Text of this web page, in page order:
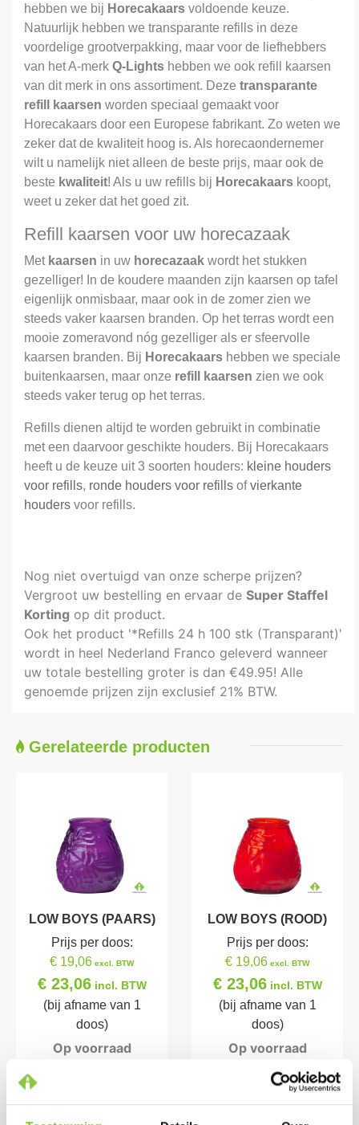
hebben we bij Horecakaars voldoende keuze.
Natuurlijk hebben we transparante refills in deze
voordelige grootverpakking, maar voor de liefhebbers
van het A-merk Q-Lights hebben we ook refill kaarsen
van dit merk in ons assortiment. Deze transparante
refill kaarsen worden speciaal gemaakt voor
Horecakaars door een Europese fabrikant. Zo weten we
zeker dat de kwaliteit hoog is. Als horecaondernemer
wilt u namelijk niet alleen de beste prijs, maar ook de
beste kwaliteit! Als u uw refills bij Horecakaars koopt,
weet u zeker dat het goed zit.
Refill kaarsen voor uw horecazaak
Met kaarsen in uw horecazaak wordt het stukken
gezelliger! In de koudere maanden zijn kaarsen op tafel
eigenlijk onmisbaar, maar ook in de zomer zien we
steeds vaker kaarsen branden. Op het terras wordt een
mooie zomeravond nóg gezelliger als er sfeervolle
kaarsen branden. Bij Horecakaars hebben we speciale
buitenkaarsen, maar onze refill kaarsen zien we ook
steeds vaker terug op het terras.
Refills dienen altijd te worden gebruikt in combinatie
met een daarvoor geschikte houders. Bij Horecakaars
heeft u de keuze uit 3 soorten houders: kleine houders
voor refills, ronde houders voor refills ofvierkante
houders voor refills.
Nog niet overtuigd van onze scherpe prijzen?
Vergroot uw bestelling en ervaar de Super Staffel
Korting op dit product.
Ook het product '*Refills 24 h 100 stk (Transparant)'
wordt in heel Nederland Franco geleverd wanneer
uw totale bestelling groter is dan €49.95! Alle
genoemde prijzen zijn exclusief 21% BTW.
Gerelateerde producten
LOW BOYS (PAARS)
Prijs per doos:
€ 19,06 excl. BTW
€ 23,06incl. BTW
(bij afname van 1
doos)
Op voorraad
LOW BOYS (ROOD)
Prijs per doos:
€ 19,06 excl. BTW
€ 23,06incl. BTW
(bij afname van 1
doos)
Op voorraad